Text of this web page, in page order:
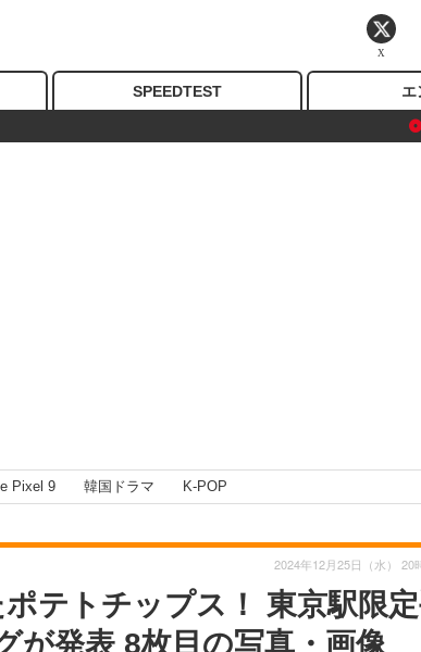
SPEEDTEST エ
Pixel 9 韓国ドラマ K-POP
テトチップス！ 東京駅限
が発表 8枚目の写真・画像
2024年12月25日（水） 20
X